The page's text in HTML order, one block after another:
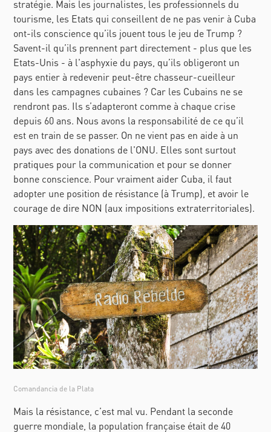
stratégie. Mais les journalistes, les professionnels du
tourisme, les Etats qui conseillent de ne pas venir à Cuba
ont-ils conscience qu’ils jouent tous le jeu de Trump ?
Savent-il qu’ils prennent part directement - plus que les
Etats-Unis - à l'asphyxie du pays, qu’ils obligeront un
pays entier à redevenir peut-être chasseur-cueilleur
dans les campagnes cubaines ? Car les Cubains ne se
rendront pas. Ils s’adapteront comme à chaque crise
depuis 60 ans. Nous avons la responsabilité de ce qu’il
est en train de se passer. On ne vient pas en aide à un
pays avec des donations de l'ONU. Elles sont surtout
pratiques pour la communication et pour se donner
bonne conscience. Pour vraiment aider Cuba, il faut
adopter une position de résistance (à Trump), et avoir le
courage de dire NON (aux impositions extraterritoriales).
Comandancia de la Plata
Mais la résistance, c’est mal vu. Pendant la seconde
guerre mondiale, la population française était de 40